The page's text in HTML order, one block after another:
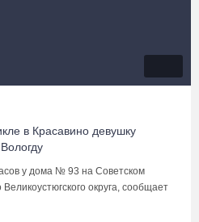
в Красавино девушку
у дома № 93 на Советском
округа, сообщает